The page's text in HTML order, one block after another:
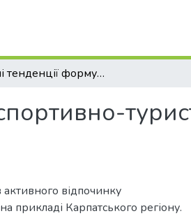
Сучасні тенденції формування дитячих спортивно-туристичних баз в Україні
активного відпочинку
прикладі Карпатського регіону.